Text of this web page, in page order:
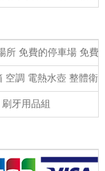
所 免費的停車場 免費
空調 電熱水壺 整體衛
牙用品組